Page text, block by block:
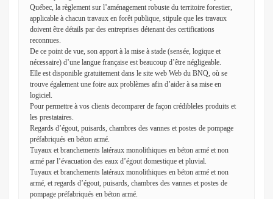
Québec, la règlement sur l’aménagement robuste du territoire forestier,
applicable à chacun travaux en forêt publique, stipule que les travaux
doivent être détails par des entreprises détenant des certifications
reconnues.
De ce point de vue, son apport à la mise à stade (sensée, logique et
nécessaire) d’une langue française est beaucoup d’être négligeable.
Elle est disponible gratuitement dans le site web Web du BNQ, où se
trouve également une foire aux problèmes afin d’aider à sa mise en
logiciel.
Pour permettre à vos clients decomparer de façon crédibleles produits et
les prestataires.
Regards d’égout, puisards, chambres des vannes et postes de pompage
préfabriqués en béton armé.
Tuyaux et branchements latéraux monolithiques en béton armé et non
armé par l’évacuation des eaux d’égout domestique et pluvial.
Tuyaux et branchements latéraux monolithiques en béton armé et non
armé, et regards d’égout, puisards, chambres des vannes et postes de
pompage préfabriqués en béton armé.